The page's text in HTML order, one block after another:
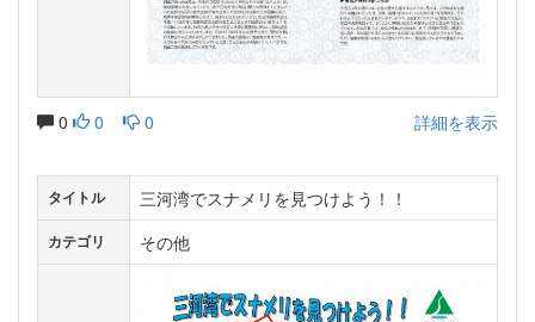
0 0 0 詳細を表示
タイトル 三河湾でスナメリを見つけよう！！
カテゴリ その他